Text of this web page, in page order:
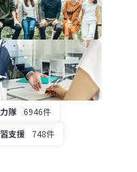
隊
6946件
支援 748件